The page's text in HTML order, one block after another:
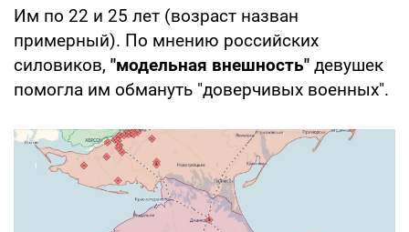
Им по 22 и 25 лет (возраст назван
примерный). По мнению российских
силовиков, "модельная внешность" девушек
помогла им обмануть "доверчивых военных".